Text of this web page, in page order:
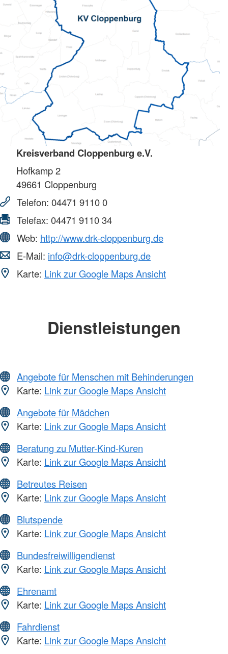
Kreisverband Cloppenburg e.V.
Hofkamp 2
49661 Cloppenburg
Telefon: 04471 9110 0
Telefax: 04471 9110 34
Web: http://www.drk-cloppenburg.de
E-Mail: info@drk-cloppenburg.de
Karte: Link zur Google Maps Ansicht
Dienstleistungen
Angebote für Menschen mit Behinderungen
Karte: Link zur Google Maps Ansicht
Angebote für Mädchen
Karte: Link zur Google Maps Ansicht
Beratung zu Mutter-Kind-Kuren
Karte: Link zur Google Maps Ansicht
Betreutes Reisen
Karte: Link zur Google Maps Ansicht
Blutspende
Karte: Link zur Google Maps Ansicht
Bundesfreiwilligendienst
Karte: Link zur Google Maps Ansicht
Ehrenamt
Karte: Link zur Google Maps Ansicht
Fahrdienst
Karte: Link zur Google Maps Ansicht